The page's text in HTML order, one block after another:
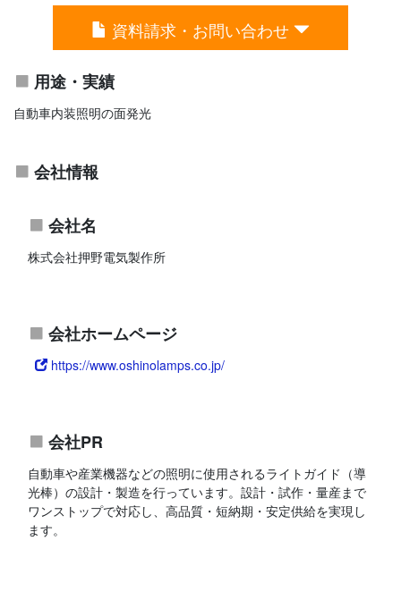
資料請求・お問い合わせ
用途・実績
自動車内装照明の面発光
会社情報
会社名
株式会社押野電気製作所
会社ホームページ
https://www.oshinolamps.co.jp/
会社PR
自動車や産業機器などの照明に使用されるライトガイド（導
光棒）の設計・製造を行っています。設計・試作・量産まで
ワンストップで対応し、高品質・短納期・安定供給を実現し
ます。